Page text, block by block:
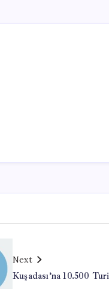
Next
Kuşadası’na 10.500